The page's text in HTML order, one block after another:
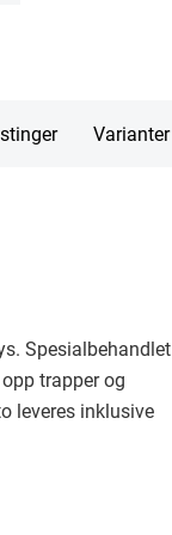
Varianter
Spesialbehandlet
trapper og
leveres inklusive